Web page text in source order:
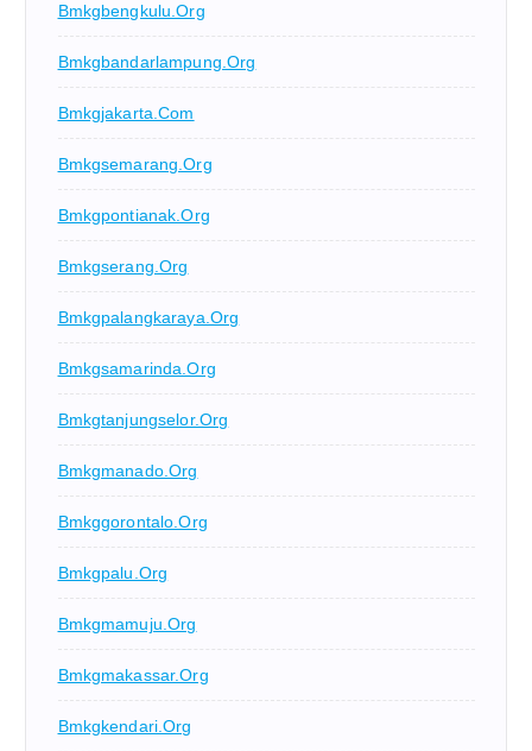
Bmkgbengkulu.org
Bmkgbandarlampung.org
Bmkgjakarta.com
Bmkgsemarang.org
Bmkgpontianak.org
Bmkgserang.org
Bmkgpalangkaraya.org
Bmkgsamarinda.org
Bmkgtanjungselor.org
Bmkgmanado.org
Bmkggorontalo.org
Bmkgpalu.org
Bmkgmamuju.org
Bmkgmakassar.org
Bmkgkendari.org